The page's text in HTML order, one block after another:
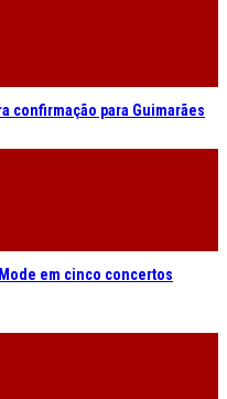
confirmação para Guimarães
em cinco concertos